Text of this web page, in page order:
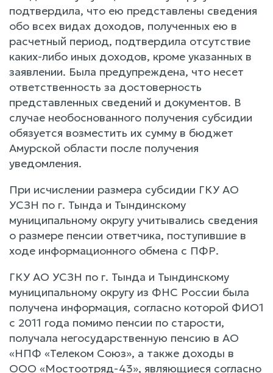
подтвердила, что ею представлены сведения
обо всех видах доходов, полученных ею в
расчетный период, подтвердила отсутствие
каких-либо иных доходов, кроме указанных в
заявлении. Была предупреждена, что несет
ответственность за достоверность
представленных сведений и документов. В
случае необоснованного получения субсидии
обязуется возместить их сумму в бюджет
Амурской области после получения
уведомления.
При исчислении размера субсидии ГКУ АО
УСЗН по г. Тында и Тындинскому
муниципальному округу учитывались сведения
о размере пенсии ответчика, поступившие в
ходе информационного обмена с ПФР.
ГКУ АО УСЗН по г. Тында и Тындинскому
муниципальному округу из ФНС России была
получена информация, согласно которой ФИО1
с 2011 года помимо пенсии по старости,
получала негосударственную пенсию в АО
«НПФ «Телеком Союз», а также доходы в
ООО «Мостоотряд-43», являющиеся согласно